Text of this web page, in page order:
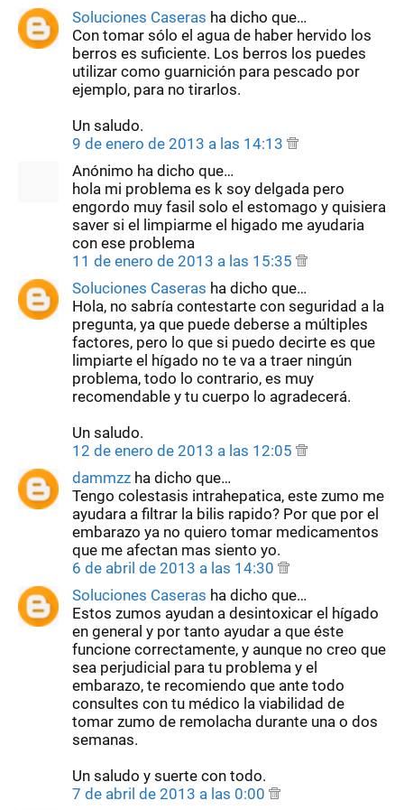
Soluciones Caseras ha dicho que…
Con tomar sólo el agua de haber hervido los
berros es suficiente. Los berros los puedes
utilizar como guarnición para pescado por
ejemplo, para no tirarlos.
Un saludo.
9 de enero de 2013 a las 14:13
Anónimo ha dicho que…
hola mi problema es k soy delgada pero
engordo muy fasil solo el estomago y quisiera
saver si el limpiarme el higado me ayudaria
con ese problema
11 de enero de 2013 a las 15:35
Soluciones Caseras ha dicho que…
Hola, no sabría contestarte con seguridad a la
pregunta, ya que puede deberse a múltiples
factores, pero lo que si puedo decirte es que
limpiarte el hígado no te va a traer ningún
problema, todo lo contrario, es muy
recomendable y tu cuerpo lo agradecerá.
Un saludo.
12 de enero de 2013 a las 12:05
dammzz ha dicho que…
Tengo colestasis intrahepatica, este zumo me
ayudara a filtrar la bilis rapido? Por que por el
embarazo ya no quiero tomar medicamentos
que me afectan mas siento yo.
6 de abril de 2013 a las 14:30
Soluciones Caseras ha dicho que…
Estos zumos ayudan a desintoxicar el hígado
en general y por tanto ayudar a que éste
funcione correctamente, y aunque no creo que
sea perjudicial para tu problema y el
embarazo, te recomiendo que ante todo
consultes con tu médico la viabilidad de
tomar zumo de remolacha durante una o dos
semanas.
Un saludo y suerte con todo.
7 de abril de 2013 a las 0:00